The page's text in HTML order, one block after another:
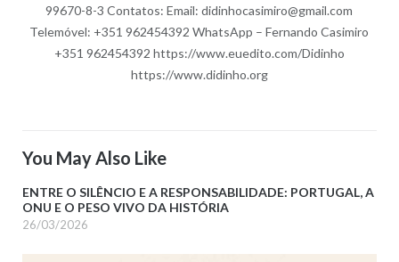
99670-8-3 Contatos: Email: didinhocasimiro@gmail.com
Telemóvel: +351 962454392 WhatsApp – Fernando Casimiro
+351 962454392 https://www.euedito.com/Didinho
https://www.didinho.org
You May Also Like
ENTRE O SILÊNCIO E A RESPONSABILIDADE: PORTUGAL, A
ONU E O PESO VIVO DA HISTÓRIA
26/03/2026